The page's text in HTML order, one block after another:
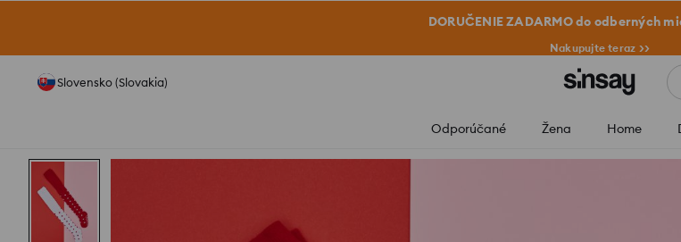
DORUČENIE ZADARMO do odberných
Nakupujte teraz >>
Slovensko (Slovakia)
Odporúčané Žena Home